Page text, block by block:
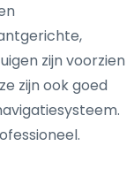
zijn voorzien
zijn ook goed